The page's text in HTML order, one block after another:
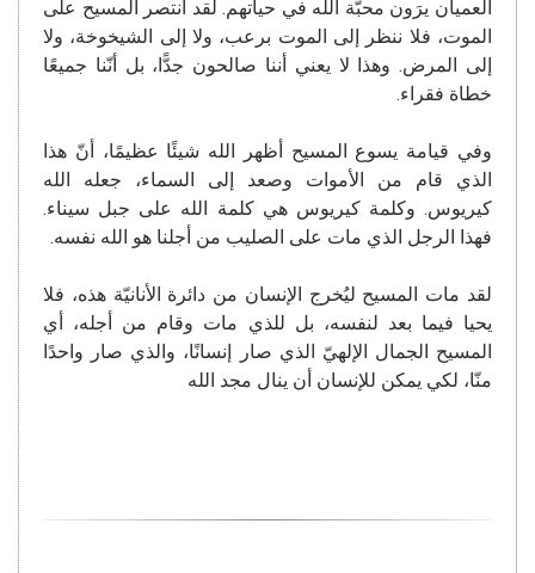
العميان يرَون محبّة الله في حياتهم. لقد انتصر المسيح على
الموت، فلا ننظر إلى الموت برعب، ولا إلى الشيخوخة، ولا
إلى المرض. وهذا لا يعني أننا صالحون جدًّا، بل أنّنا جميعًا
خطاة فقراء.
وفي قيامة يسوع المسيح أظهر الله شيئًا عظيمًا، أنّ هذا
الذي قام من الأموات وصعد إلى السماء، جعله الله
كيريوس. وكلمة كيريوس هي كلمة الله على جبل سيناء.
فهذا الرجل الذي مات على الصليب من أجلنا هو الله نفسه.
لقد مات المسيح ليُخرج الإنسان من دائرة الأنانيّة هذه، فلا
يحيا فيما بعد لنفسه، بل للذي مات وقام من أجله، أي
المسيح الجمال الإلهيّ الذي صار إنسانًا، والذي صار واحدًا
منّا، لكي يمكن للإنسان أن ينال مجد الله